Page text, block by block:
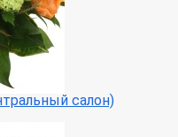
салон)